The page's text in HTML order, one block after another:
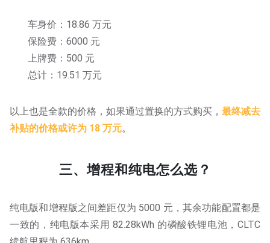
车身价：18.86 万元
保险费：6000 元
上牌费：500 元
总计：19.51 万元
以上也是全款的价格，如果通过置换的方式购买， 最终减去
补贴的价格或许为 18 万元。
三、增程和纯电怎么选？
纯电版和增程版之间差距仅为 5000 元，其余功能配置都是
一致的，纯电版本采用 82.28kWh 的磷酸铁锂电池，CLTC